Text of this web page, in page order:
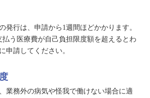
発行は、申請から1週間ほどかかります。
払う医療費が自己負担限度額を超えるとわ
申請してください。
業務外の病気や怪我で働けない場合に適